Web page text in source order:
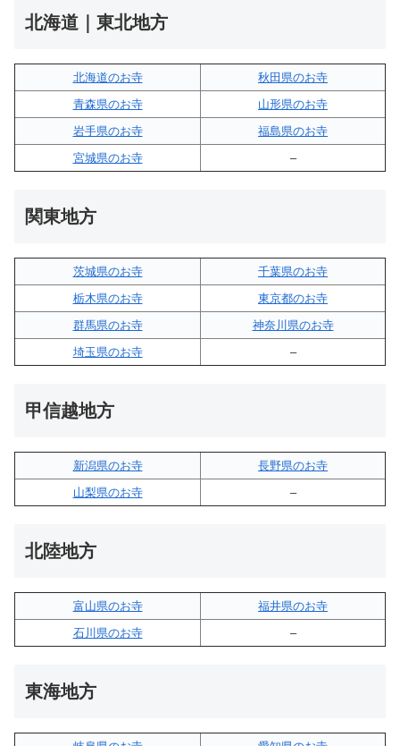
北海道｜東北地方
北海道のお寺
秋田県のお寺
青森県のお寺
山形県のお寺
岩手県のお寺
福島県のお寺
宮城県のお寺
–
関東地方
茨城県のお寺
千葉県のお寺
栃木県のお寺
東京都のお寺
群馬県のお寺
神奈川県のお寺
埼玉県のお寺
–
甲信越地方
新潟県のお寺
長野県のお寺
山梨県のお寺
–
北陸地方
富山県のお寺
福井県のお寺
石川県のお寺
–
東海地方